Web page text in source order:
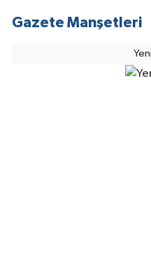
Gazete Manşetleri